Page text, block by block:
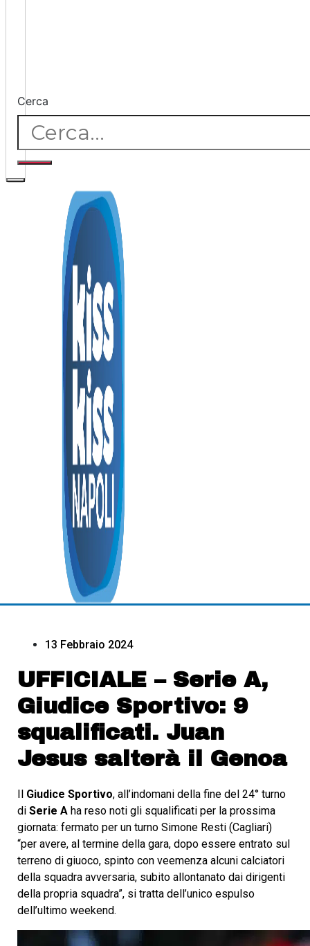
Cerca
13 Febbraio 2024
UFFICIALE – Serie A,
Giudice Sportivo: 9
squalificati. Juan
Jesus salterà il Genoa
Il Giudice Sportivo, all’indomani della fine del 24° turno
di Serie A ha reso noti gli squalificati per la prossima
giornata: fermato per un turno Simone Resti (Cagliari)
“per avere, al termine della gara, dopo essere entrato sul
terreno di giuoco, spinto con veemenza alcuni calciatori
della squadra avversaria, subito allontanato dai dirigenti
della propria squadra”, si tratta dell’unico espulso
dell’ultimo weekend.